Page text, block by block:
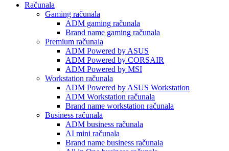
Računala
Gaming računala
ADM gaming računala
Brand name gaming računala
Premium računala
ADM Powered by ASUS
ADM Powered by CORSAIR
ADM Powered by MSI
Workstation računala
ADM Powered by ASUS Workstation
ADM Workstation računala
Brand name workstation računala
Business računala
ADM business računala
AI mini računala
Brand name business računala